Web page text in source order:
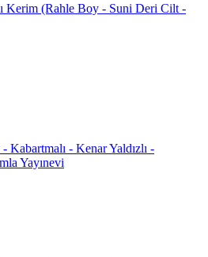
Kerim (Rahle Boy - Suni Deri Cilt -